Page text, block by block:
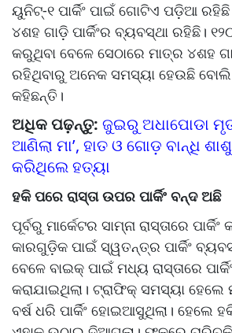
ୟୁନିଟ୍‌‌-୧ ପାର୍କିଂ ପାଇଁ ଗୋଟିଏ ପଡ଼ିଆ
୪ଶହ ଗାଡ଼ି ପାର୍କିଂର ବ୍ୟବସ୍ଥା ରହିଛି।
କରୁଥିବା ବେଳେ ସେଠାରେ ମାତ୍ର ୪ଶହ
ରହିଥିବାରୁ ଅନେକ ସମସ୍ୟା ହେଉଛି ବୋଲି
କହିଛନ୍ତି।
ଅଧିକ ପଢ଼ନ୍ତୁ: ଜୁଇରୁ ଅଧା‌ପୋଡା
ଆଣିଲା ମା’, ହାତ ଓ ଗୋଡ଼ ବାନ୍ଧି
କରିଥିଲେ ହତ୍ୟା
ହକି ପରେ ରାସ୍ତା ଉପର ପାର୍କିଂ ବନ୍ଦ ଅଛି
ପୂର୍ବରୁ ମାର୍କେଟର ସାମ୍ନା ରାସ୍ତାରେ ପାର୍କିଂ
କାରଗୁଡ଼ିକ ପାଇଁ ସ୍ୱତନ୍ତ୍ର ପାର୍କିଂ
ବେଳେ ବାଇକ୍‌‌ ପାଇଁ ମଧ୍ୟ ରାସ୍ତାରେ
କରାଯାଇଥିଲା। ଟ୍ରାଫିକ୍‌‌ ସମସ୍ୟା ହେଲେ
ବର୍ଷ ଧରି ପାର୍କିଂ ହୋଇଆସୁଥିଲା। ହେଲେ